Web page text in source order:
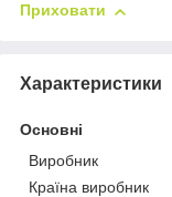
Приховати
Характеристики
Основні
Виробник
Країна виробник